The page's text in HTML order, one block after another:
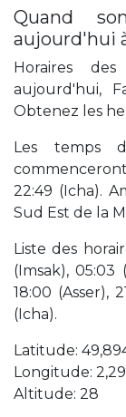
Quand
aujourd'hui
Horaires
aujourd'hui,
Obtenez les
Les temps
22:49 (Icha).
Sud Est de la
Liste des
(Imsak), 05:03
18:00 (Asser),
(Icha).
Latitude:
Longitude:
Altitude: 28